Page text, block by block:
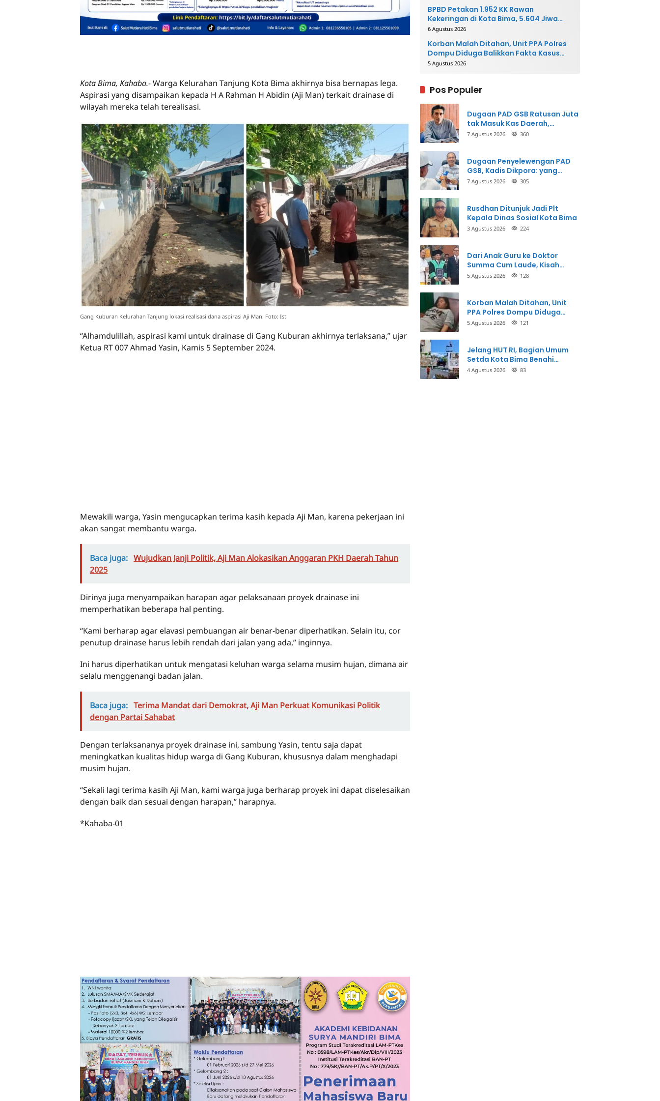
Kota Bima, Kahaba.-Warga Kelurahan Tanjung Kota Bima akhirnya bisa bernapas lega.
Aspirasi yang disampaikan kepada H A Rahman H Abidin (Aji Man) terkait drainase di
wilayah mereka telah terealisasi.
Gang Kuburan Kelurahan Tanjung lokasi realisasi dana aspirasi Aji Man. Foto: Ist
“Alhamdulillah, aspirasi kami untuk drainase di Gang Kuburan akhirnya terlaksana,” ujar
Ketua RT 007 Ahmad Yasin, Kamis 5 September 2024.
Mewakili warga, Yasin mengucapkan terima kasih kepada Aji Man, karena pekerjaan ini
akan sangat membantu warga.
Baca juga: Wujudkan Janji Politik, Aji Man Alokasikan Anggaran PKH Daerah Tahun
2025
Dirinya juga menyampaikan harapan agar pelaksanaan proyek drainase ini
memperhatikan beberapa hal penting.
“Kami berharap agar elavasi pembuangan air benar-benar diperhatikan. Selain itu, cor
penutup drainase harus lebih rendah dari jalan yang ada,” inginnya.
Ini harus diperhatikan untuk mengatasi keluhan warga selama musim hujan, dimana air
selalu menggenangi badan jalan.
Baca juga: Terima Mandat dari Demokrat, Aji Man Perkuat Komunikasi Politik
dengan Partai Sahabat
Dengan terlaksananya proyek drainase ini, sambung Yasin, tentu saja dapat
meningkatkan kualitas hidup warga di Gang Kuburan, khususnya dalam menghadapi
musim hujan.
“Sekali lagi terima kasih Aji Man, kami warga juga berharap proyek ini dapat diselesaikan
dengan baik dan sesuai dengan harapan,” harapnya.
*Kahaba-01
BPBD Petakan 1.952 KK Rawan
Kekeringan di Kota Bima, 5.604 Jiwa
Berpotensi Terdampak
6 Agustus 2026
Korban Malah Ditahan, Unit PPA Polres
Dompu Diduga Balikkan Fakta Kasus
Penganiayaan
5 Agustus 2026
Pos Populer
Dugaan PAD GSB Ratusan Juta
tak Masuk Kas Daerah,
Inspektorat Panggil Pihak
7 Agustus 2026 360
Dugaan Penyelewengan PAD
GSB, Kadis Dikpora: yang
Bersangkutan Akui
7 Agustus 2026 305
Rusdhan Ditunjuk Jadi Plt
Kepala Dinas Sosial Kota Bima
3 Agustus 2026 224
Dari Anak Guru ke Doktor
Summa Cum Laude, Kisah
Taman Firdaus Menginspirasi
5 Agustus 2026 128
Korban Malah Ditahan, Unit
PPA Polres Dompu Diduga
Balikkan Fakta Kasus
5 Agustus 2026 121
Jelang HUT RI, Bagian Umum
Setda Kota Bima Benahi
Kantor Pemkot
4 Agustus 2026 83